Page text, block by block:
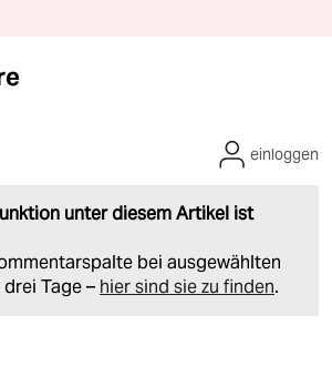
unter diesem Artikel ist
bei ausgewählten
Tage – hier sind sie zu finden.
einloggen